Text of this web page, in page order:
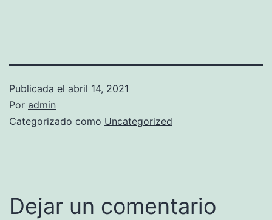
Publicada el abril 14, 2021
Por admin
Categorizado como Uncategorized
Dejar un comentario